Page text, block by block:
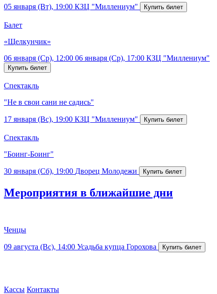
05 января (Вт), 19:00 КЗЦ "Миллениум"
Балет
«Щелкунчик»
06 января (Ср), 12:00 06 января (Ср), 17:00 КЗЦ "Миллениум"
Спектакль
"Не в свои сани не садись"
17 января (Вс), 19:00 КЗЦ "Миллениум"
Спектакль
"Боинг-Боинг"
30 января (Сб), 19:00 Дворец Молодежи
Мероприятия в ближайшие дни
Ченцы
09 августа (Вс), 14:00 Усадьба купца Горохова
Кассы Контакты